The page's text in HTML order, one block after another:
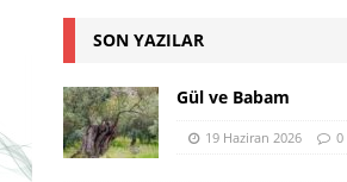
SON YAZILAR
Gül ve Babam
19 Haziran 2026 0